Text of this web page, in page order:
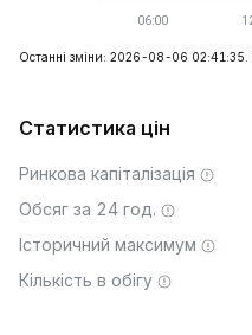
Останні зміни: 2026-08-06 02:41:35.
Статистика цін
Ринкова капіталізація
Обсяг за 24 год.
Історичний максимум
Кількість в обігу